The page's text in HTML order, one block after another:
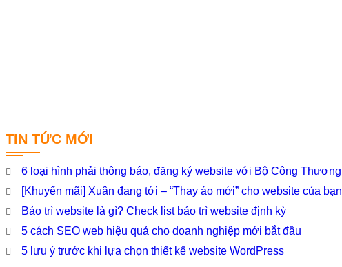
TIN TỨC MỚI
6 loại hình phải thông báo, đăng ký website với Bộ Công Thương
[Khuyến mãi] Xuân đang tới – “Thay áo mới” cho website của bạn
Bảo trì website là gì? Check list bảo trì website định kỳ
5 cách SEO web hiệu quả cho doanh nghiệp mới bắt đầu
5 lưu ý trước khi lựa chọn thiết kế website WordPress